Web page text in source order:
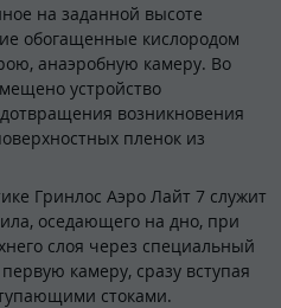
на заданной высоте
обогащенные кислородом
анаэробную камеру. Во
устройство
возникновения
пленок из
Гринлос Аэро Лайт 7 служит
оседающего на дно, при
слоя через специальный
камеру, сразу вступая
стоками.